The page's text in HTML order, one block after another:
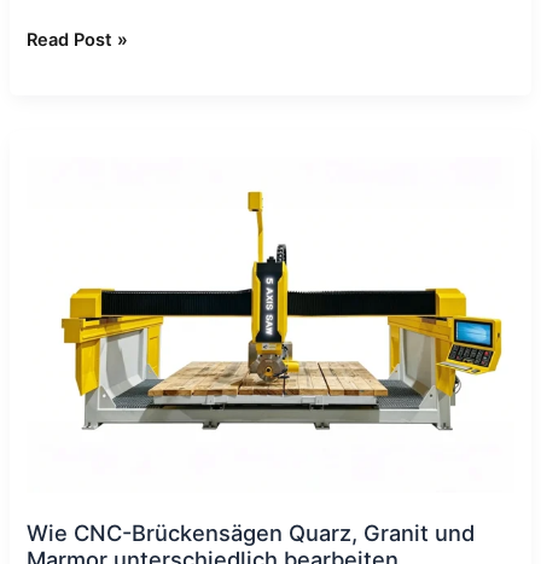
Read Post »
Wie CNC-Brückensägen Quarz, Granit und
Marmor
unterschiedlich
bearbeiten